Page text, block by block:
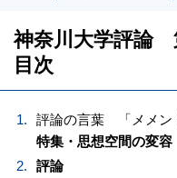
神奈川大学評
目次
評論の言葉 「メメン
特集・思想空間の変容
評論